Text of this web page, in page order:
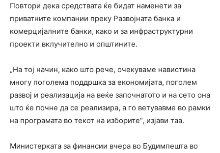
Повтори дека средствата ќе бидат наменети за
приватните компании преку Развојната банка и
комерцијалните банки, како и за инфраструктурни
проекти вклучително и општините.
„На тој начин, како што рече, очекуваме навистина
многу поголема поддршка за економијата, поголем
развој и реализација на веќе започнатото и на сето она
што ќе почне да се реализира, а го ветувавме во рамки
на програмата во текот на изборите“, изјави таа.
Министерката за финансии вчера во Будимпешта во